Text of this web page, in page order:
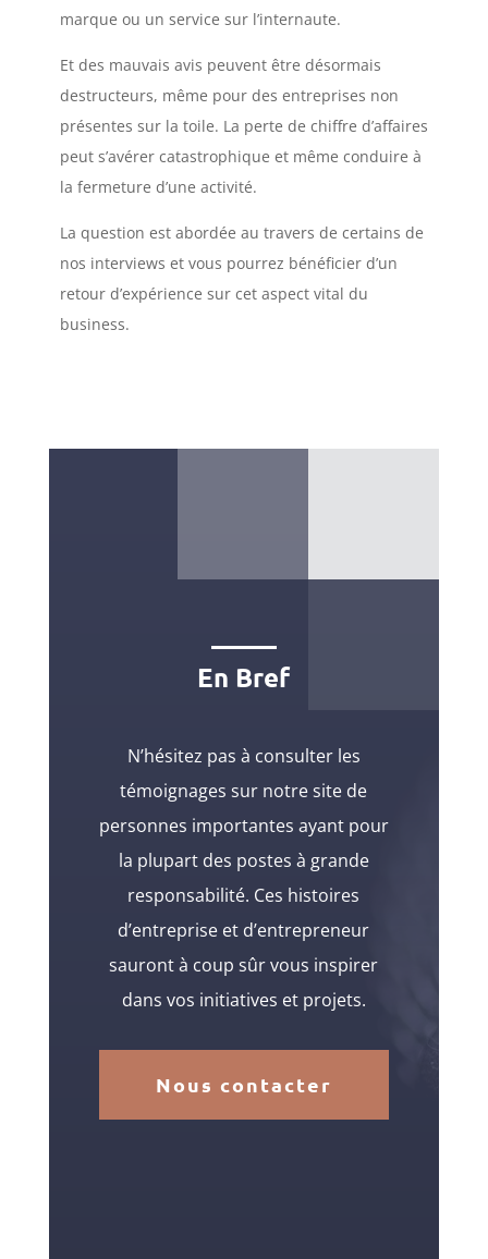
marque ou un service sur l’internaute.
Et des mauvais avis peuvent être désormais
destructeurs, même pour des entreprises non
présentes sur la toile. La perte de chiffre d’affaires
peut s’avérer catastrophique et même conduire à
la fermeture d’une activité.
La question est abordée au travers de certains de
nos interviews et vous pourrez bénéficier d’un
retour d’expérience sur cet aspect vital du
business.
En Bref
N’hésitez pas à consulter les
témoignages sur notre site de
personnes importantes ayant pour
la plupart des postes à grande
responsabilité. Ces histoires
d’entreprise et d’entrepreneur
sauront à coup sûr vous inspirer
dans vos initiatives et projets.
Nous contacter